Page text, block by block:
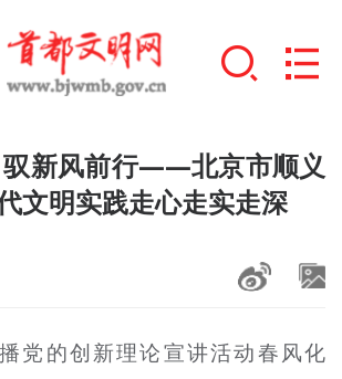
德建设
驭新风前行——北京市顺义
文明实践走心走实走深
党的创新理论宣讲活动春风化